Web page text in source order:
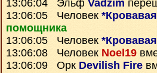
13:06:04 Эльф Vadzim
13:06:05 Человек
помощника
13:06:05 Человек
13:06:08 Человек Noel19
13:06:09 Орк Devilish Fire